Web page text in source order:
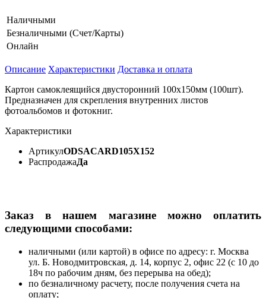
Наличными
Безналичными (Счет/Карты)
Онлайн
Описание Характеристики Доставка и оплата
Картон самоклеящийся двусторонний 100х150мм (100шт).
Предназначен для скрепления внутренних листов
фотоальбомов и фотокниг.
Характеристики
АртикулODSACARD105X152
РаспродажаДа
Заказ в нашем магазине можно оплатить
следующими способами:
наличными (или картой) в офисе по адресу: г. Москва
ул. Б. Новодмитровская, д. 14, корпус 2, офис 22 (с 10 до
18ч по рабочим дням, без перерыва на обед);
по безналичному расчету, после получения счета на
оплату;